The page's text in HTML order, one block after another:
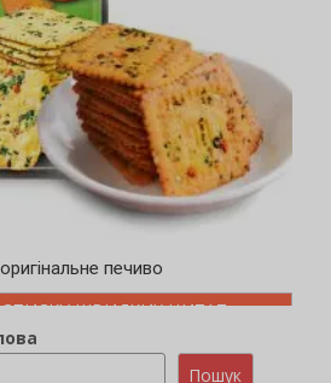
печиво
ШВИДКИХ ЦИТАТ
Пошук